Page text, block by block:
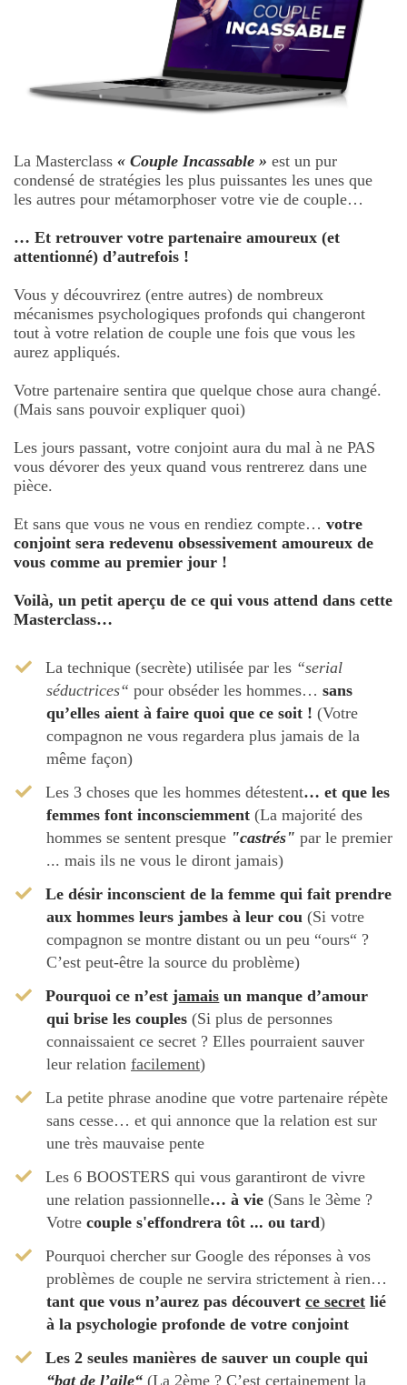
La Masterclass « Couple Incassable » est un pur
condensé de stratégies les plus puissantes les unes que
les autres pour métamorphoser votre vie de couple…
… Et retrouver votre partenaire amoureux (et
attentionné) d’autrefois !
Vous y découvrirez (entre autres) de nombreux
mécanismes psychologiques profonds qui changeront
tout à votre relation de couple une fois que vous les
aurez appliqués.
Votre partenaire sentira que quelque chose aura changé.
(Mais sans pouvoir expliquer quoi)
Les jours passant, votre conjoint aura du mal à ne PAS
vous dévorer des yeux quand vous rentrerez dans une
pièce.
Et sans que vous ne vous en rendiez compte… votre
conjoint sera redevenu obsessivement amoureux de
vous comme au premier jour !
Voilà, un petit aperçu de ce qui vous attend dans cette
Masterclass…
​La technique (secrète) utilisée par les “serial
séductrices“ pour obséder les hommes… sans
qu’elles aient à faire quoi que ce soit ! (Votre
compagnon ne vous regardera plus jamais de la
même façon)
​Les 3 choses que les hommes détestent… et que les
femmes font inconsciemment (La majorité des
hommes se sentent presque "castrés" par le premier
... mais ils ne vous le diront jamais)
Le désir inconscient de la femme qui fait prendre
aux hommes leurs jambes à leur cou (Si votre
compagnon se montre distant ou un peu “ours“ ?
C’est peut-être la source du problème)
​​Pourquoi ce n’estjamais un manque d’amour
qui brise les couples (Si plus de personnes
connaissaient ce secret ? Elles pourraient sauver
leur relation facilement)
​La petite phrase anodine que votre partenaire répète
sans cesse… et qui annonce que la relation est sur
une très mauvaise pente
​Les 6 BOOSTERS qui vous garantiront de vivre
une relation passionnelle… à vie (Sans le 3ème ?
Votre couple s'effondrera tôt ... ou tard)
​Pourquoi chercher sur Google des réponses à vos
problèmes de couple ne servira strictement à rien…
tant que vous n’aurez pas découvert ce secret lié
à la psychologie profonde de votre conjoint
​Les 2 seules manières de sauver un couple qui
“bat de l’aile“ (La 2ème ? C’est certainement la